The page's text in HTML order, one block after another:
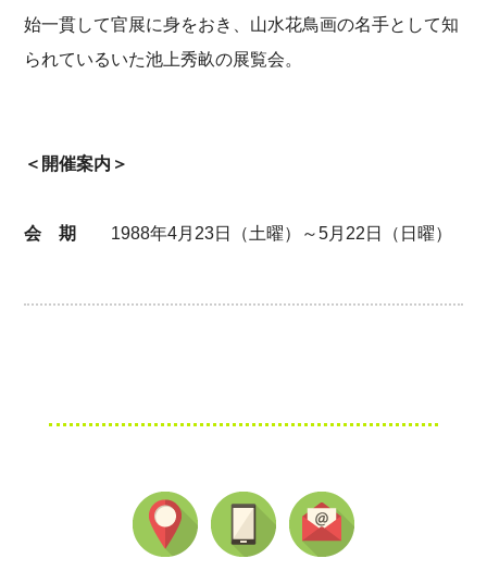
始一貫して官展に身をおき、山水花鳥画の名手として知
られているいた池上秀畝の展覧会。
＜開催案内＞
会 期 1988年4月23日（土曜）～5月22日（日曜）